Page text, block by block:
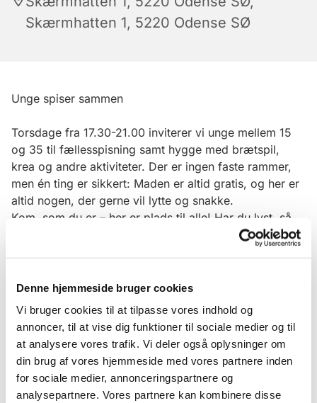
Denne hjemmeside bruger cookies
Vi bruger cookies til at tilpasse vores indhold og
annoncer, til at vise dig funktioner til sociale medier og til
at analysere vores trafik. Vi deler også oplysninger om
din brug af vores hjemmeside med vores partnere inden
for sociale medier, annonceringspartnere og
analysepartnere. Vores partnere kan kombinere disse
Skærmhatten 1, 5220 Odense SØ
Unge spiser sammen
Torsdage fra 17.30-21.00 inviterer vi unge mellem 15
og 35 til fællesspisning samt hygge med brætspil,
krea og andre aktiviteter. Der er ingen faste rammer,
men én ting er sikkert: Maden er altid gratis, og her er
altid nogen, der gerne vil lytte og snakke.
Kom, som du er – her er plads til alle! Har du lyst, så
kom med og afslut aftenen med en sang og fadervor i
Unge spiser sammen følgende torsdage:
28. maj, 25. juni, 30. juli, 27. august, 24. september,
29. oktober og 26. november 2026